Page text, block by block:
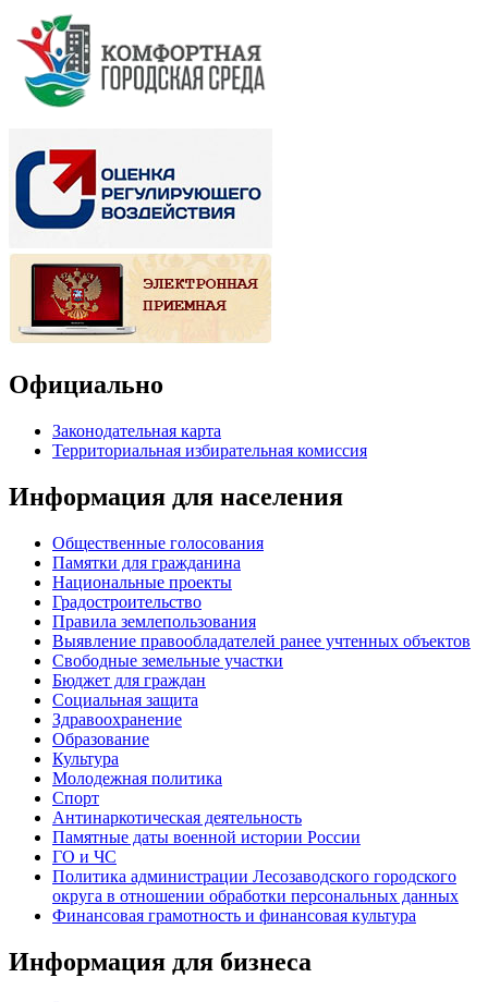
Официально
Законодательная карта
Территориальная избирательная комиссия
Информация для населения
Общественные голосования
Памятки для гражданина
Национальные проекты
Градостроительство
Правила землепользования
Выявление правообладателей ранее учтенных объектов
Свободные земельные участки
Бюджет для граждан
Социальная защита
Здравоохранение
Образование
Культура
Молодежная политика
Спорт
Антинаркотическая деятельность
Памятные даты военной истории России
ГО и ЧС
Политика администрации Лесозаводского городского
округа в отношении обработки персональных данных
Финансовая грамотность и финансовая культура
Информация для бизнеса